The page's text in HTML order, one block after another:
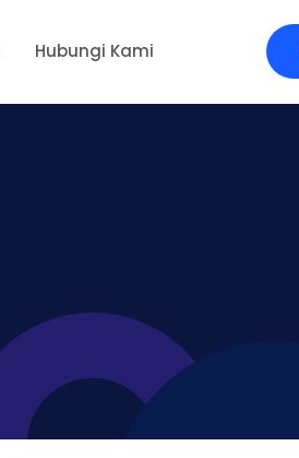
Hubungi Kami